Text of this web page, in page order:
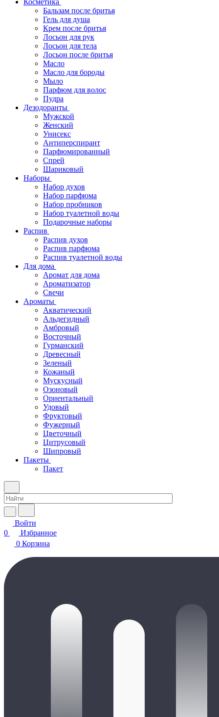
Косметика
Бальзам после бритья
Гель для душа
Крем после бритья
Лосьон для рук
Лосьон для тела
Лосьон после бритья
Масло
Масло для бороды
Мыло
Парфюм для волос
Пудра
Дезодоранты
Мужской
Женский
Унисекс
Антиперспирант
Парфюмированный
Спрей
Шариковый
Наборы
Набор духов
Набор парфюма
Набор пробников
Набор туалетной воды
Подарочные наборы
Распив
Распив духов
Распив парфюма
Распив туалетной воды
Для дома
Аромат для дома
Ароматизатор
Свечи
Ароматы
Акватический
Альдегидный
Амбровый
Восточный
Гурманский
Древесный
Зеленый
Кожаный
Мускусный
Озоновый
Ориентальный
Удовый
Фруктовый
Фужерный
Цветочный
Цитрусовый
Шипровый
Пакеты
Пакет
Войти
0
Избранное
0 Корзина